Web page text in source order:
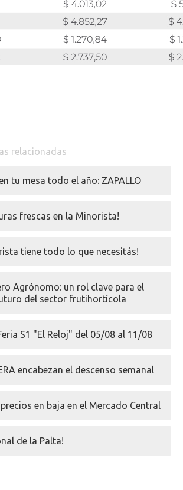
relacionadas
tu mesa todo el año: ZAPALLO
frescas en la Minorista!
tiene todo lo que necesitás!
Agrónomo: un rol clave para el
del sector frutihortícola
S1 "El Reloj" del 05/08 al 11/08
encabezan el descenso semanal
en baja en el Mercado Central
de la Palta!